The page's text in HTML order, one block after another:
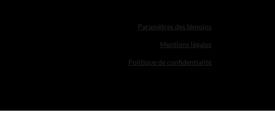
Paramètres des témoins
Mentions légales
Politique de confidentialité